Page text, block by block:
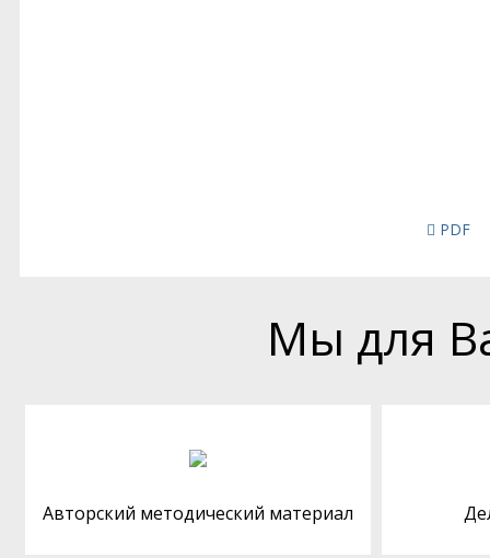
PDF
Мы для
Авторский методический материал